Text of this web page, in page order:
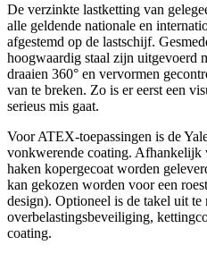
De verzinkte lastketting van
alle geldende nationale en
afgestemd op de lastschijf.
hoogwaardig staal zijn uitgevoerd
draaien 360° en vervormen
van te breken. Zo is er eerst een
serieus mis gaat.
Voor ATEX-toepassingen is de
vonkwerende coating. Afhankelijk
haken kopergecoat worden
kan gekozen worden voor een
design). Optioneel is de takel uit te
overbelastingsbeveiliging,
coating.